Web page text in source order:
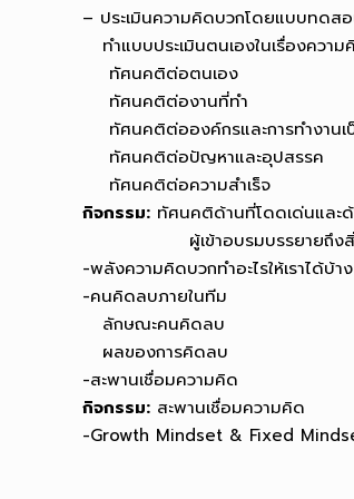
– ประเมินความคิดบวกโดยแบบทดส
ทำแบบประเมินตนเองในเรื่องคว
ทัศนคติต่อตนเอง
ทัศนคติต่องานที่ทำ
ทัศนคติต่อองค์กรและการทำงานเ
ทัศนคติต่อปัญหาและอุปสรรค
ทัศนคติต่อความสำเร็จ
กิจกรรม: ทัศนคติด้านที่โดดเด่นและ
ผู้เข้าอบรมบรรยายถึงสิ่งที่
-พลังความคิดบวกทำอะไรให้เราได้บ้าง
-คนคิดลบภายในทีม
ลักษณะคนคิดลบ
ผลของการคิดลบ
-สะพานเชื่อมความคิด
กิจกรรม: สะพานเชื่อมความคิด
-Growth Mindset & Fixed